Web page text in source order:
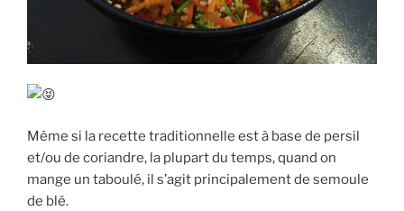
Même si la recette traditionnelle est à base de persil
et/ou de coriandre, la plupart du temps, quand on
mange un taboulé, il s’agit principalement de semoule
de blé.